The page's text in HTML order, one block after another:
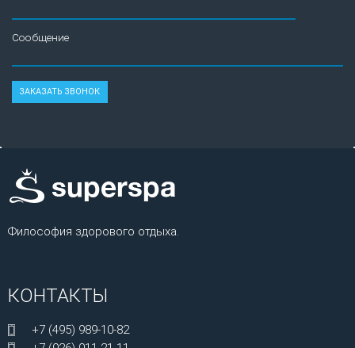
Сообщение
Философия здорового отдыха.
КОНТАКТЫ
+7 (495) 989-10-82